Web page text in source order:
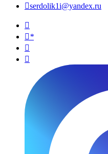
serdolik1i@yandex.ru

*

